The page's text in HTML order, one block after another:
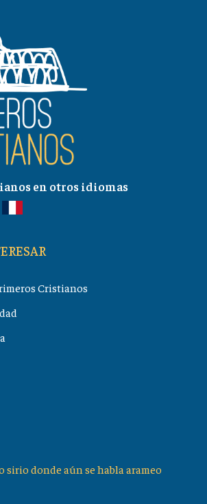
en otros idiomas
Cristianos
sirio donde aún se habla arameo